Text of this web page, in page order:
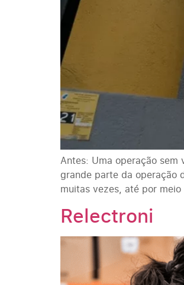
Antes: Uma operação
grande parte da operação
muitas vezes, até por
Relectroni